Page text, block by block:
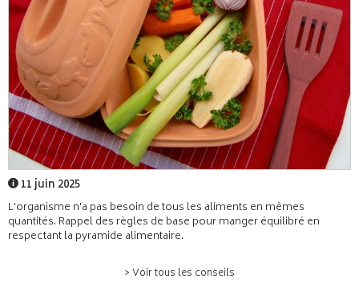
11 juin 2025
L'organisme n'a pas besoin de tous les aliments en mêmes
quantités. Rappel des règles de base pour manger équilibré en
respectant la pyramide alimentaire.
> Voir tous les conseils